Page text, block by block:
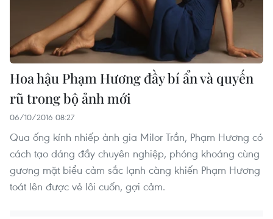
Hoa hậu Phạm Hương đầy bí ẩn và quyến
rũ trong bộ ảnh mới
06/10/2016 08:27
Qua ống kính nhiếp ảnh gia Milor Trần, Phạm Hương có
cách tạo dáng đầy chuyên nghiệp, phóng khoáng cùng
gương mặt biểu cảm sắc lạnh càng khiến Phạm Hương
toát lên được vẻ lôi cuốn, gợi cảm.